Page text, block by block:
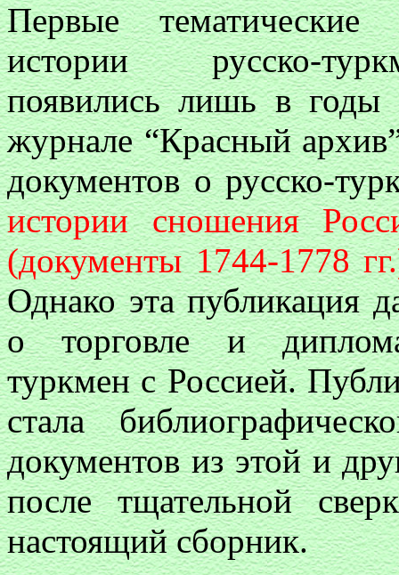
Первые
истории русско-
появились лишь в годы
журнале “Красный
документов о русско-
истории сношения
(документы 1744-1778
Однако эта публикация
о торговле и
туркмен с Россией.
стала
документов из этой и
после тщательной
настоящий сборник.